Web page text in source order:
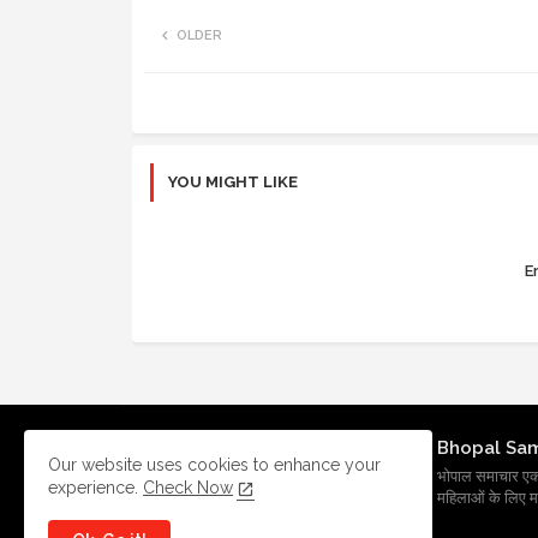
OLDER
YOU MIGHT LIKE
Bhopal
भोपाल समाचार एक
महिलाओं के लिए
Our website uses cookies to enhance your
experience. Check Now